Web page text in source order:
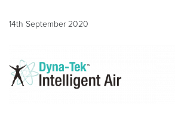
14th September 2020